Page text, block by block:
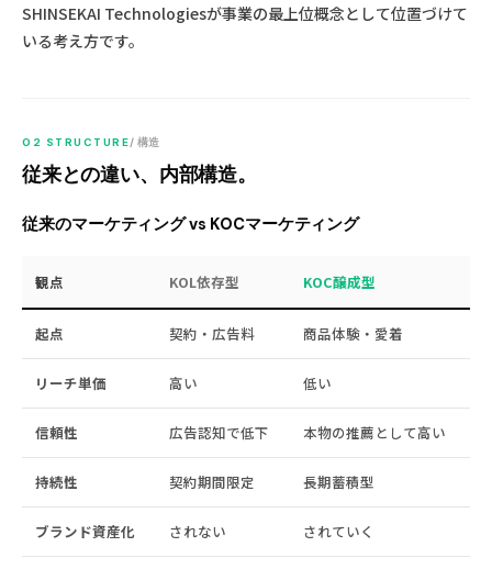
SHINSEKAI Technologiesが事業の最上位概念として位置づけて
いる考え方です。
02 STRUCTURE/ 構造
従来との違い、内部構造。
従来のマーケティング vs KOCマーケティング
観点 KOL依存型 KOC醸成型
起点 契約・広告料 商品体験・愛着
リーチ単価 高い 低い
信頼性 広告認知で低下 本物の推薦として高い
持続性 契約期間限定 長期蓄積型
ブランド資産化 されない されていく